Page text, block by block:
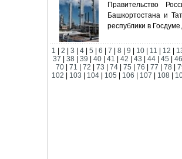
Правительство
Башкортостана и
республики в
1 2 3 4 5 6 7 8 9 10 11 12
37
|38 |39 |40 |41 |42 |43 |44 |45 |
70
71 72 73 74 75 76 77 78
102
103 104 105 106 107 108